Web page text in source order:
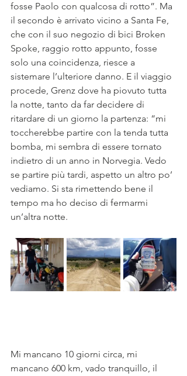
fosse Paolo con qualcosa di rotto”. Ma
il secondo è arrivato vicino a Santa Fe,
che con il suo negozio di bici Broken
Spoke, raggio rotto appunto, fosse
solo una coincidenza, riesce a
sistemare l’ulteriore danno. E il viaggio
procede, Grenz dove ha piovuto tutta
la notte, tanto da far decidere di
ritardare di un giorno la partenza: “mi
toccherebbe partire con la tenda tutta
bomba, mi sembra di essere tornato
indietro di un anno in Norvegia. Vedo
se partire più tardi, aspetto un altro po’
vediamo. Si sta rimettendo bene il
tempo ma ho deciso di fermarmi
un’altra notte.
Mi mancano 10 giorni circa, mi
mancano 600 km, vado tranquillo, il